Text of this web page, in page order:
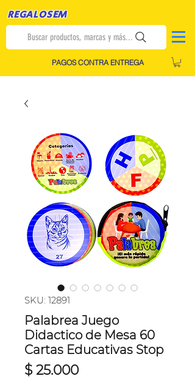
REGALOSEM
Buscar productos, marcas y más...
PAGOS CONTRA ENTREGA
SKU: 12891
Palabrea Juego
Didactico de Mesa 60
Cartas Educativas Stop
$ 25.000Precio